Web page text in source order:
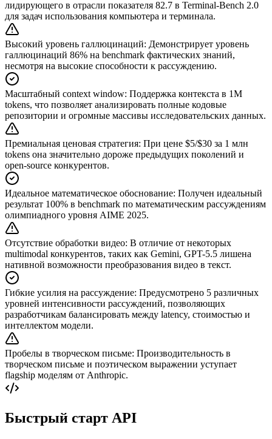
лидирующего в отрасли показателя 82.7 в Terminal-Bench 2.0
для задач использования компьютера и терминала.
Высокий уровень галлюцинаций: Демонстрирует уровень
галлюцинаций 86% на benchmark фактических знаний,
несмотря на высокие способности к рассуждению.
Масштабный context window: Поддержка контекста в 1M
tokens, что позволяет анализировать полные кодовые
репозитории и огромные массивы исследовательских данных.
Премиальная ценовая стратегия: При цене $5/$30 за 1 млн
tokens она значительно дороже предыдущих поколений и
open-source конкурентов.
Идеальное математическое обоснование: Получен идеальный
результат 100% в benchmark по математическим рассуждениям
олимпиадного уровня AIME 2025.
Отсутствие обработки видео: В отличие от некоторых
multimodal конкурентов, таких как Gemini, GPT-5.5 лишена
нативной возможности преобразования видео в текст.
Гибкие усилия на рассуждение: Предусмотрено 5 различных
уровней интенсивности рассуждений, позволяющих
разработчикам балансировать между latency, стоимостью и
интеллектом модели.
Пробелы в творческом письме: Производительность в
творческом письме и поэтическом выражении уступает
flagship моделям от Anthropic.
Быстрый старт API